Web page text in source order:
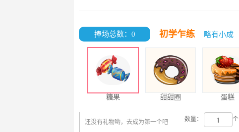
捧场总数：0 初学乍练 略有小成
糖果 甜甜圈 蛋糕
还没有礼物哟，去成为第一个吧 数量： 个